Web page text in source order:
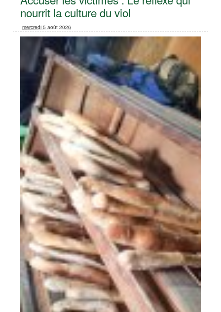
nourrit la culture du viol
mercredi 5 août 2026